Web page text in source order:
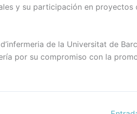
y su participación en proyectos
de la Universitat de
por su compromiso con la